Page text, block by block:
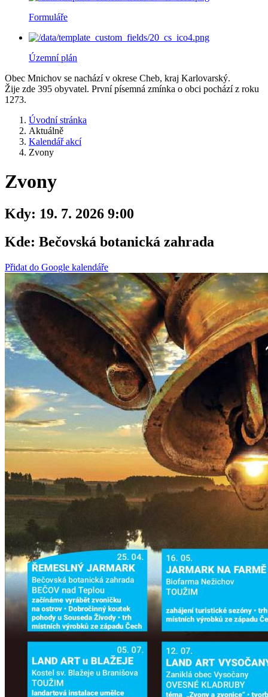
Formuláře
Územní plán
Obec Mnichov se nachází v okrese Cheb, kraj Karlovarský.
Žije zde 395 obyvatel. První písemná zmínka o obci pochází z roku
1273.
Úvodní stránka
Aktuálně
Kalendář akcí
Zvony
Zvony
Kdy: 19. 7. 2026 9:00
Kde: Bečovská botanická zahrada
Přidat do Google kalendáře